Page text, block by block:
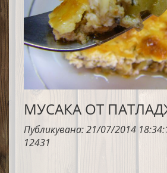
МУСАКА ОТ
Публикувана: 21/07/2014
12431